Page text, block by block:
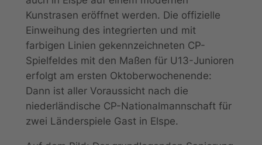
Kunstrasen eröffnet werden. Die offizielle
Einweihung des integrierten und mit
farbigen Linien gekennzeichneten CP-
Spielfeldes mit den Maßen für U13-Junioren
erfolgt am ersten Oktoberwochenende:
Dann ist aller Voraussicht nach die
niederländische CP-Nationalmannschaft für
zwei Länderspiele Gast in Elspe.